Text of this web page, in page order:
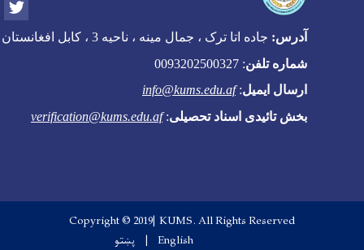
آدرس: جاده اتا ترک ، جمال مینه ، ناحیه 3 ، کابل افغانستان
شماره تلفن:
ارسال ایمیل:
info@kums.edu.af
بخش تائیدی اسناد تحصیلی:
verification@kums.edu.af
Copyright © 2019| KUMS. All Rights Reserved
English
پښتو